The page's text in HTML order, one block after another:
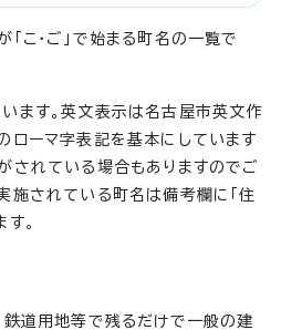
こ・ご」で始まる町名の一覧で
ます。英文表示は名古屋市英文作
ローマ字表記を基本にしています
されている場合もありますのでご
施されている町名は備考欄に「住
。
鉄道用地等で残るだけで一般の建